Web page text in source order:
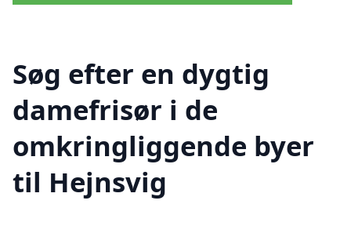
Søg efter en dygtig
damefrisør i de
omkringliggende byer
til Hejnsvig